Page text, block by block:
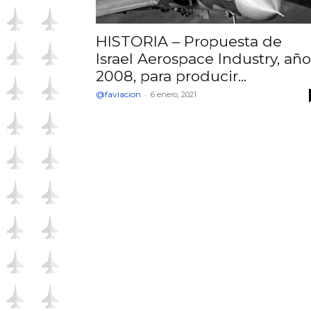
HISTORIA – Propuesta de
Israel Aerospace Industry, año
2008, para producir...
@faviacion - 6 enero, 2021